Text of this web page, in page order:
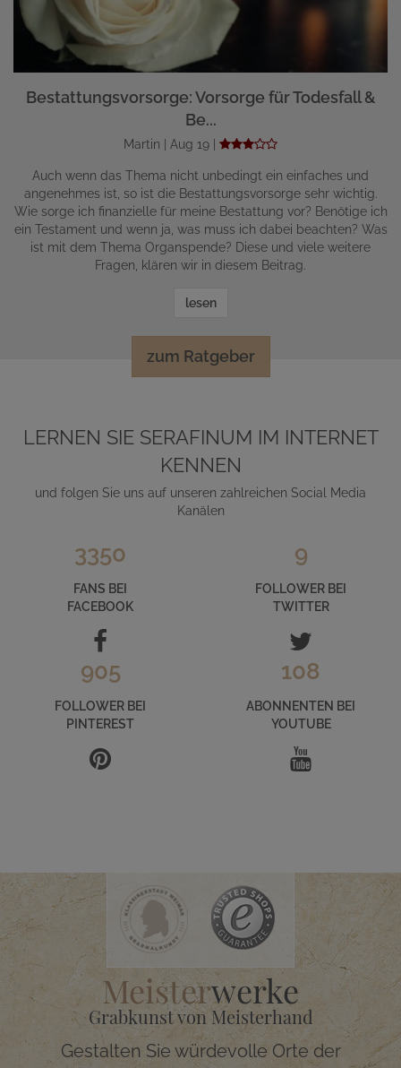
Bestattungsvorsorge: Vorsorge für Todesfall &
Be...
Martin | Aug 19 |
Auch wenn das Thema nicht unbedingt ein einfaches und
angenehmes ist, so ist die Bestattungsvorsorge sehr wichtig.
Wie sorge ich finanzielle für meine Bestattung vor? Benötige ich
ein Testament und wenn ja, was muss ich dabei beachten? Was
ist mit dem Thema Organspende? Diese und viele weitere
Fragen, klären wir in diesem Beitrag.
lesen
zum Ratgeber
LERNEN SIE SERAFINUM IM INTERNET
KENNEN
und folgen Sie uns auf unseren zahlreichen Social Media
Kanälen
3350
FANS BEI
FACEBOOK
9
FOLLOWER BEI
TWITTER
905
FOLLOWER BEI
PINTEREST
108
ABONNENTEN BEI
YOUTUBE
Meisterwerke
Grabkunst von Meisterhand
Gestalten Sie würdevolle Orte der